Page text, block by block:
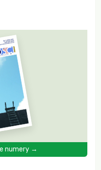
numery →